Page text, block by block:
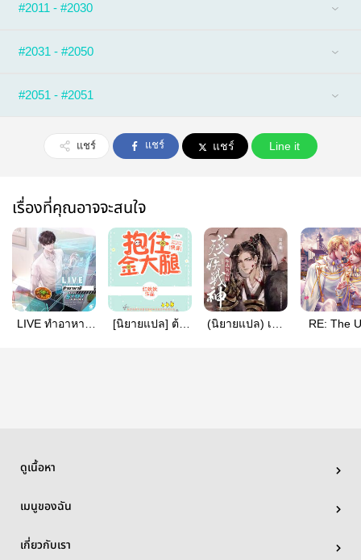
#2011 - #2030
#2031 - #2050
#2051 - #2051
แชร์ แชร์ แชร์ Line it
เรื่องที่คุณอาจจะสนใจ
LIVE ทำอาหาร
[นิยายแปล] ต้น
(นิยายแปล) เมื่อ
RE: The
ดูเนื้อหา
เมนูของฉัน
เกี่ยวกับเรา